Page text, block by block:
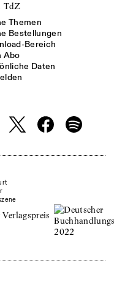
TdZ
Themen
Bestellungen
Bereich
Abo
Daten